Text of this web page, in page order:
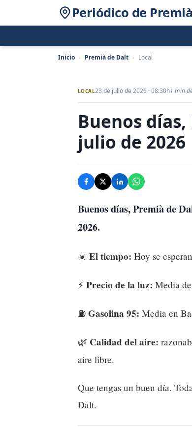
Periódico de
Inicio › Premià de Dalt › Local
LOCAL23 de julio de 2026 · 08:30h1 min
Buenos
julio de 2026
Buenos días, Premià de
2026.
☀️ El tiempo: Hoy se
⚡ Precio de la luz: Media
⛽ Gasolina 95: Media en
🌿 Calidad del aire:
aire libre.
Que tengas un buen día.
Dalt.